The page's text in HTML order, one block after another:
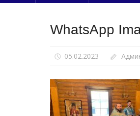
WhatsApp
05.02.2023